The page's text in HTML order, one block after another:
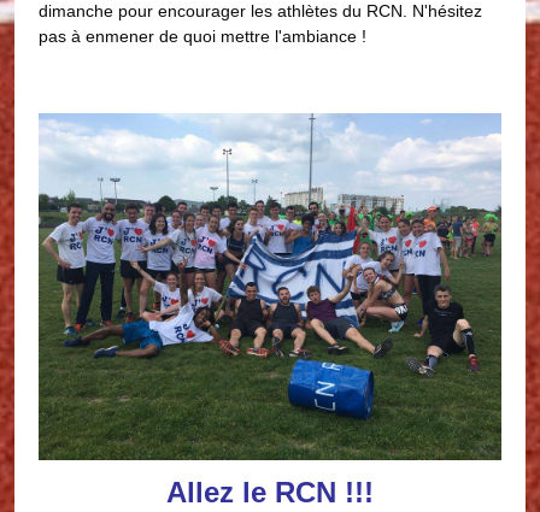
dimanche pour encourager les athlètes du RCN. N'hésitez
pas à enmener de quoi mettre l'ambiance !
Allez le RCN !!!